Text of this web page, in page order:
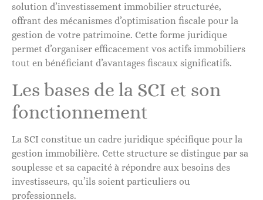
solution d’investissement immobilier structurée,
offrant des mécanismes d’optimisation fiscale pour la
gestion de votre patrimoine. Cette forme juridique
permet d’organiser efficacement vos actifs immobiliers
tout en bénéficiant d’avantages fiscaux significatifs.
Les bases de la SCI et son
fonctionnement
La SCI constitue un cadre juridique spécifique pour la
gestion immobilière. Cette structure se distingue par sa
souplesse et sa capacité à répondre aux besoins des
investisseurs, qu’ils soient particuliers ou
professionnels.